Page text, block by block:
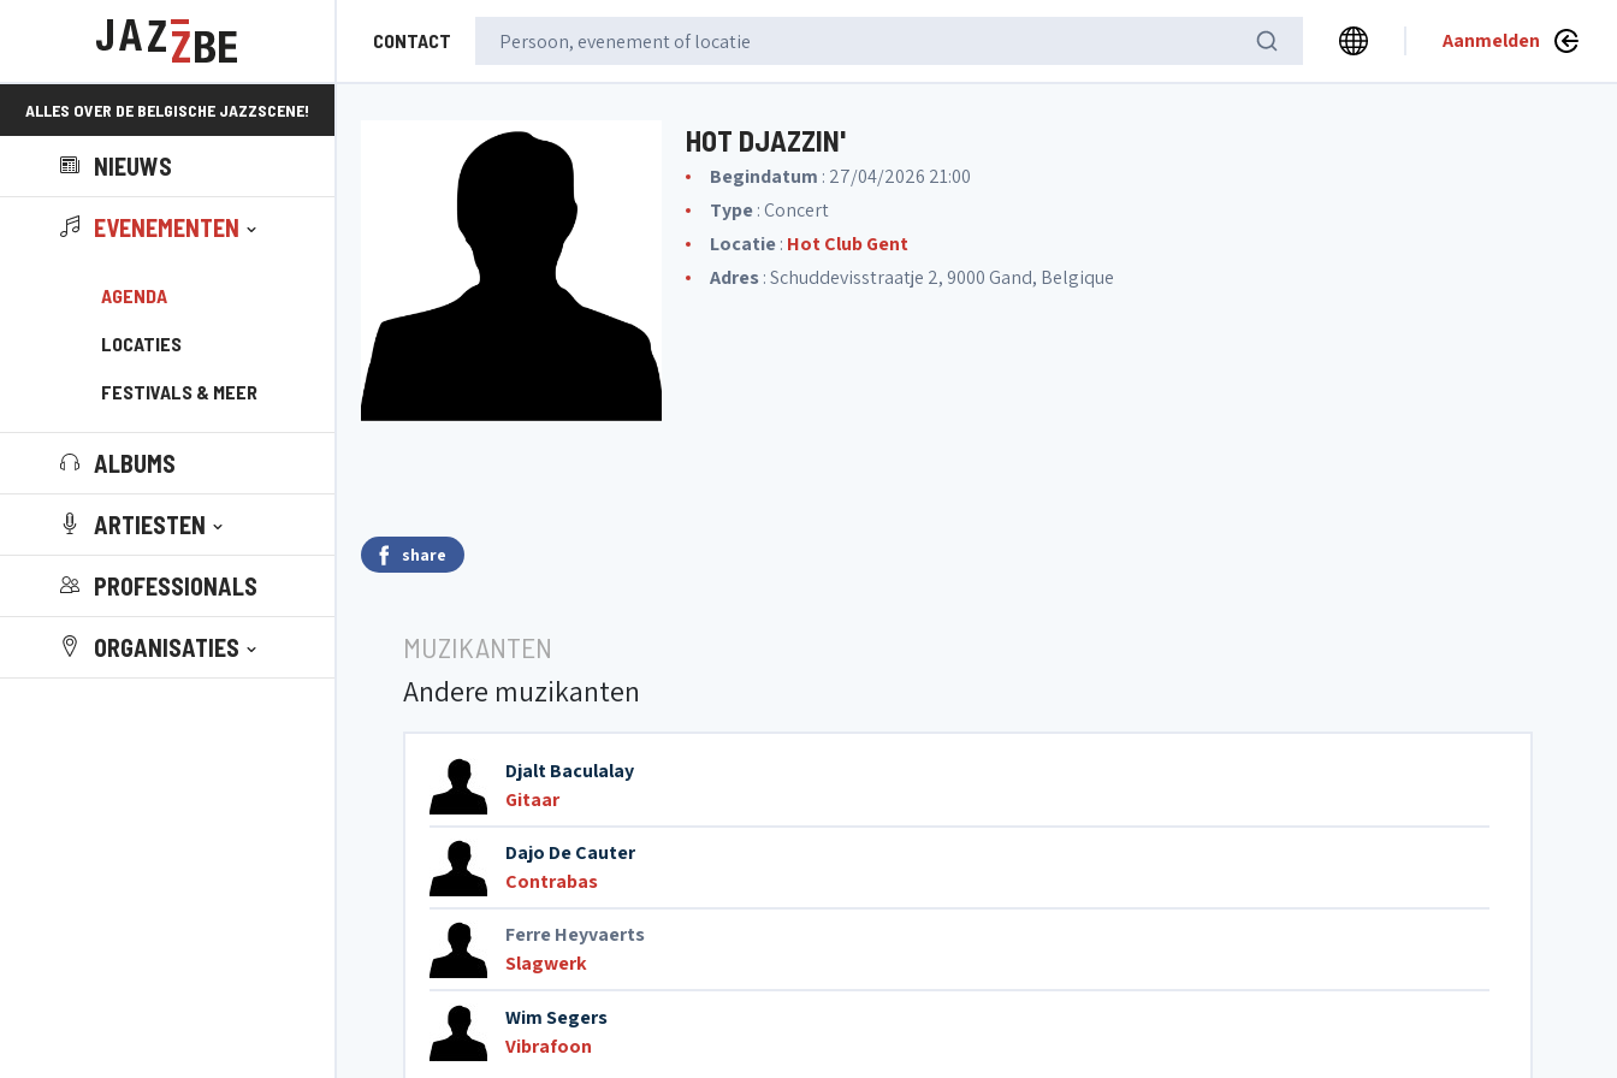
CONTACT Aanmelden
ALLES OVER DE BELGISCHE JAZZSCENE!
NIEUWS
EVENEMENTEN
AGENDA
LOCATIES
FESTIVALS & MEER
ALBUMS
ARTIESTEN
PROFESSIONALS
ORGANISATIES
HOT DJAZZIN'
Begindatum : 27/04/2026 21:00
Type: Concert
Locatie: Hot Club Gent
Adres: Schuddevisstraatje 2, 9000 Gand, Belgique
share
MUZIKANTEN
Andere muzikanten
Djalt Baculalay
Gitaar
Dajo De Cauter
Contrabas
Ferre Heyvaerts
Slagwerk
Wim Segers
Vibrafoon